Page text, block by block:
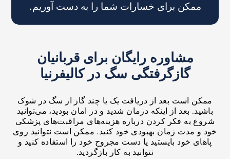
ممکن برای خسارات شما را به دست آوریم.
مشاوره رایگان برای قربانیان
گازگرفتگی سگ در کالیفرنیا
ممکن است بعد از دریافت یک یا چند گاز از سگ در شوک
باشید. بعد از اینکه درمان شدید و در امان بودید، می‌توانید
شروع به فکر کردن درباره هزینه‌های مراقبت‌های پزشکی
خود و مدت زمان بهبودی خود کنید. ممکن است نتوانید روی
پاهای خود بایستید یا دست مجروح خود را استفاده کنید و
نتوانید به کار بازگردید.